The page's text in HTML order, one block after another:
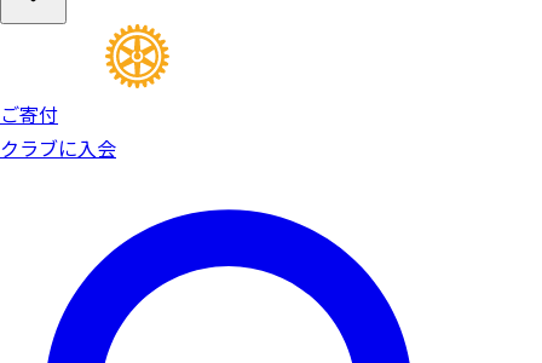
ご寄付
クラブに入会